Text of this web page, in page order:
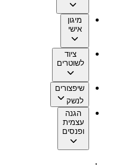
מיגון
אישי
ציוד
לשוטרים
שיפצורים
לנשק
הגנה
עצמית
ופנסים